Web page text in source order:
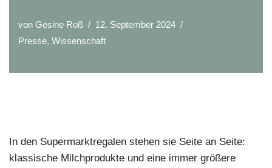
von Gesine Roß
12. September 2024
Presse, Wissenschaft
In den Supermarktregalen stehen sie Seite an Seite:
klassische Milchprodukte und eine immer größere